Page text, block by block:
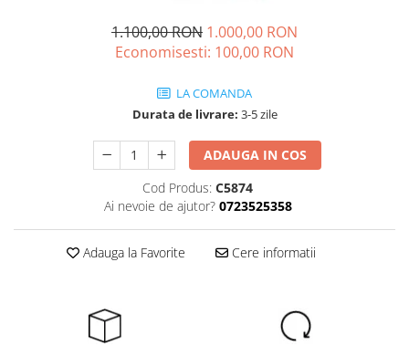
Masini de gaurit si insurubat
Masini de slefuit si rindeluit
Polizoare unghiulare
Scule electrice de banc
Suflante aer cald si aspiratoare
îmbrăcăminte unică folosinţă
Industria Alimentară
Accesorii industria alimentară
1.100,00 RON 1.000,00 RON
Economisesti: 100,00 RON
LA COMANDA
Durata de livrare: 3-5 zile
ADAUGA IN COS
Cod Produs: C5874
Ai nevoie de ajutor? 0723525358
Adauga la Favorite Cere informatii